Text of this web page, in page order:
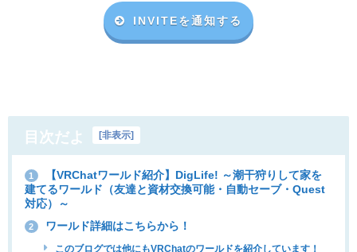
INVITEを通知する
目次だよ 非表示
1
【VRChatワールド紹介】DigLifeǃ ～潮干狩りして家を
建てるワールド（友達と資材交換可能・自動セーブ・Quest
対応）～
2 ワールド詳細はこちらから！
このブログでは他にもVRChatのワールドを紹介しています！